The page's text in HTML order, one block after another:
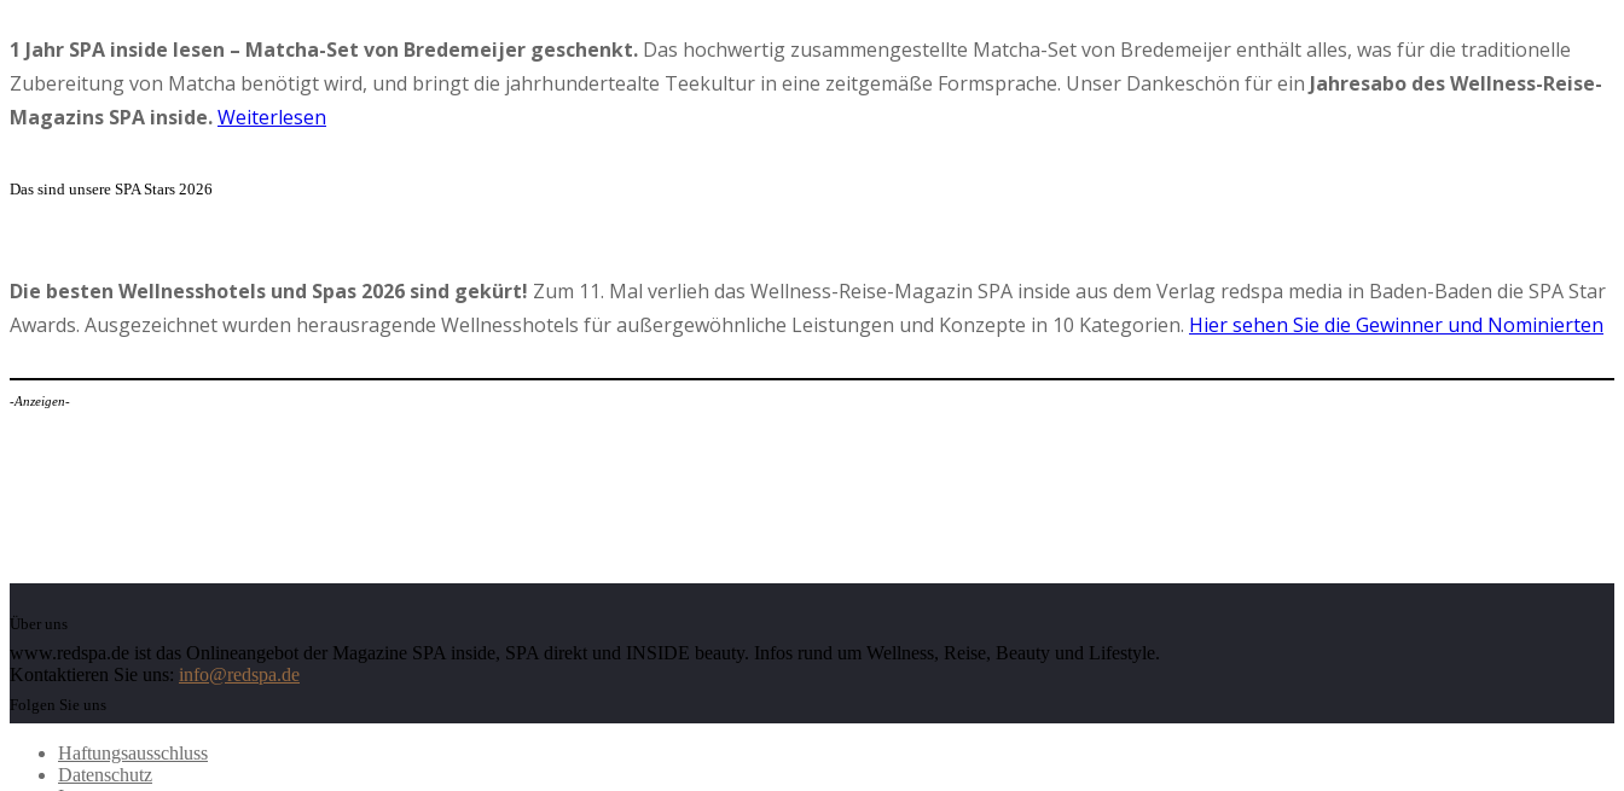
1 Jahr SPA inside lesen – Matcha-Set von Bredemeijer geschenkt. Das hochwertig zusammengestellte Matcha-Set von Bredemeijer enthält alles, was für die traditionelle
Zubereitung von Matcha benötigt wird, und bringt die jahrhundertealte Teekultur in eine zeitgemäße Formsprache. Unser Dankeschön für ein Jahresabo des Wellness-Reise-
Magazins SPA inside.Weiterlesen
Das sind unsere SPA Stars 2026
Die besten Wellnesshotels und Spas 2026 sind gekürt! Zum 11. Mal verlieh das Wellness-Reise-Magazin SPA inside aus dem Verlag redspa media in Baden-Baden die SPA Star
Awards. Ausgezeichnet wurden herausragende Wellnesshotels für außergewöhnliche Leistungen und Konzepte in 10 Kategorien. Hier sehen Sie die Gewinner und Nominierten
-Anzeigen-
Über uns
www.redspa.de ist das Onlineangebot der Magazine SPA inside, SPA direkt und INSIDE beauty. Infos rund um Wellness, Reise, Beauty und Lifestyle.
Kontaktieren Sie uns: info@redspa.de
Folgen Sie uns
Haftungsausschluss
Datenschutz